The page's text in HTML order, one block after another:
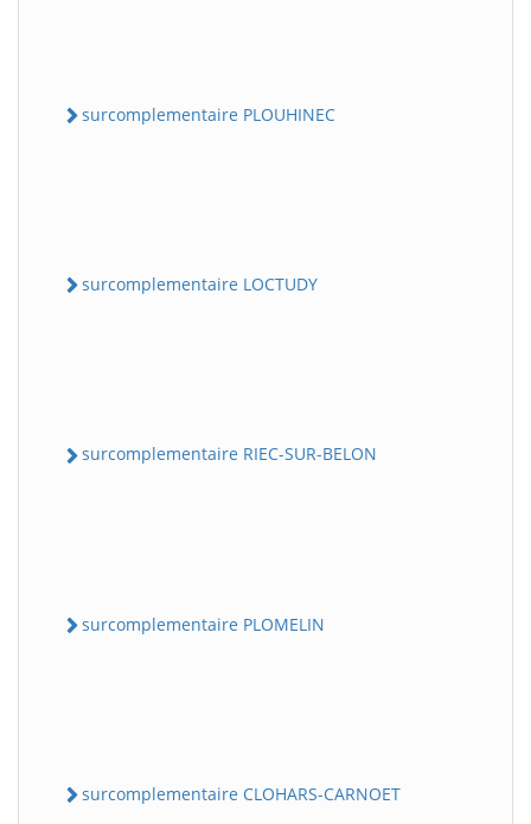
surcomplementaire PLOUHINEC
surcomplementaire LOCTUDY
surcomplementaire RIEC-SUR-BELON
surcomplementaire PLOMELIN
surcomplementaire CLOHARS-CARNOET